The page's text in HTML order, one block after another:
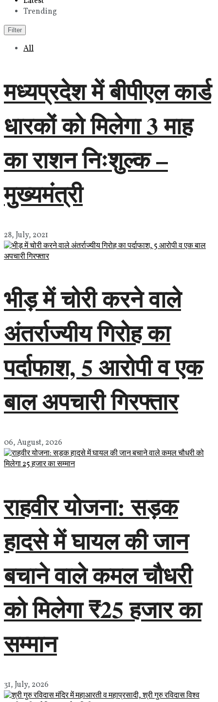
Trending
Filter
All
मध्यप्रदेश में बीपीएल कार्ड
धारकों को मिलेगा 3 माह
का राशन निःशुल्क –
मुख्यमंत्री
28, July, 2021
भीड़ में चोरी करने वाले
अंतर्राज्यीय गिरोह का
पर्दाफाश, 5 आरोपी व एक
बाल अपचारी गिरफ्तार
06, August, 2026
राहवीर योजना: सड़क
हादसे में घायल की जान
बचाने वाले कमल चौधरी
को मिलेगा ₹25 हजार का
सम्मान
31, July, 2026